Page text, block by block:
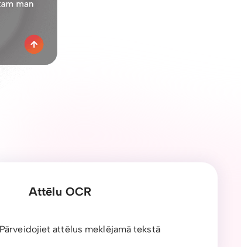
Attēlu OCR
Pārveidojiet attēlus meklējamā tekstā